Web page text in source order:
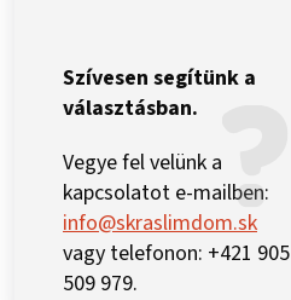
Szívesen segítünk a
választásban.
Vegye fel velünk a
kapcsolatot e-mailben:
info@skraslimdom.sk
vagy telefonon: +421 905
509 979.